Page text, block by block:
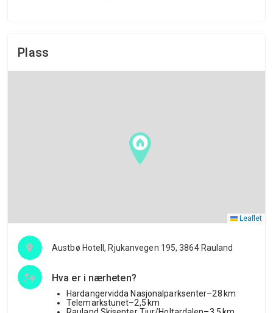
Plass
Leaflet
Austbø Hotell, Rjukanvegen 195, 3864 Rauland
Hva er i nærheten?
Hardangervidda Nasjonalparksenter–28 km
Telemarkstunet–2,5 km